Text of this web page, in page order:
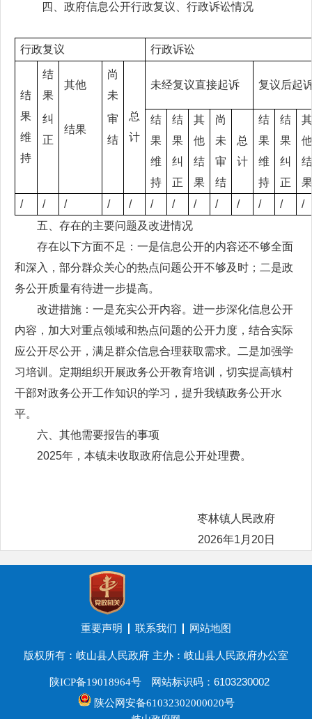
四、政府信息公开行政复议、行政诉讼情况
行政复议 行政诉讼
结
果
维
持
结
果
其他
尚
未
总
计
未经复议直接起诉 复议后起
纠
正
结果
审
结
结
果
结
果
其
他
尚
未
总
计
结
果
结
果
其
他
维
持
纠
正
结
果
审
结
维
持
纠
正
结
果
/
/ / / / / / / / / / /
/
五、存在的主要问题及改进情况
存在以下方面不足：一是信息公开的内容还不够全面
和深入，部分群众关心的热点问题公开不够及时；二是政
务公开质量有待进一步提高。
改进措施：一是充实公开内容。进一步深化信息公开
内容，加大对重点领域和热点问题的公开力度，结合实际
应公开尽公开，满足群众信息合理获取需求。二是加强学
习培训。定期组织开展政务公开教育培训，切实提高镇村
干部对政务公开工作知识的学习，提升我镇政务公开水
平。
六、其他需要报告的事项
2025年，本镇未收取政府信息公开处理费。
枣林镇人民政府
2026年1月20日
重要声明 联系我们 网站地图
版权所有：岐山县人民政府 主办：岐山县人民政府办公室
陕ICP备19018964号 网站标识码：6103230002
陕公网安备61032302000020号